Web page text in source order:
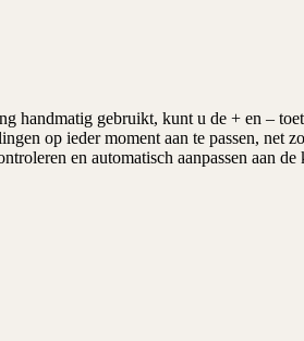
handmatig gebruikt, kunt u de + en –
op ieder moment aan te passen, net
en automatisch aanpassen aan